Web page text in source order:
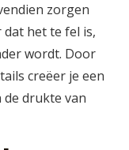
zorgen
het te fel is,
wordt. Door
creëer je een
drukte van